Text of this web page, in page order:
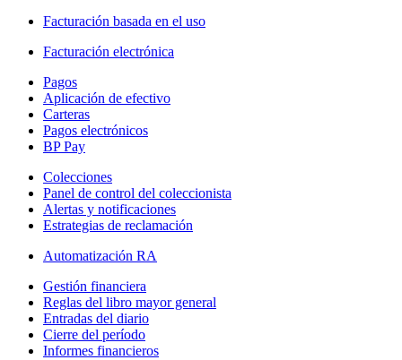
Facturación basada en el uso
Facturación electrónica
Pagos
Aplicación de efectivo
Carteras
Pagos electrónicos
BP Pay
Colecciones
Panel de control del coleccionista
Alertas y notificaciones
Estrategias de reclamación
Automatización RA
Gestión financiera
Reglas del libro mayor general
Entradas del diario
Cierre del período
Informes financieros